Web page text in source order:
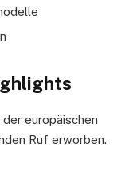
europäischen
Ruf erworben.